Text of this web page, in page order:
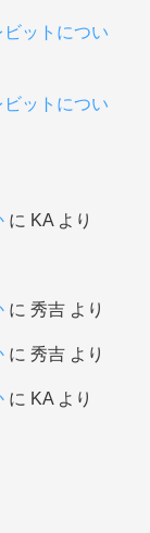
ットについ
ットについ
に KAより
に 秀吉より
に 秀吉より
に KAより